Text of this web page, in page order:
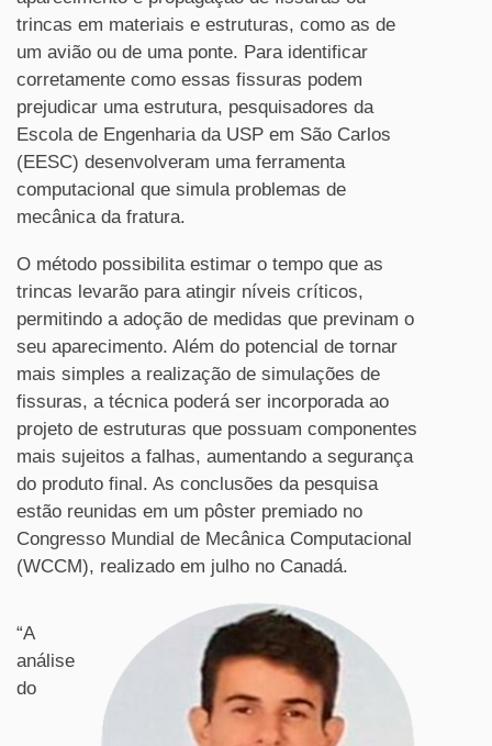
trincas em materiais e estruturas, como as de
um avião ou de uma ponte. Para identificar
corretamente como essas fissuras podem
prejudicar uma estrutura, pesquisadores da
Escola de Engenharia da USP em São Carlos
(EESC) desenvolveram uma ferramenta
computacional que simula problemas de
mecânica da fratura.
O método possibilita estimar o tempo que as
trincas levarão para atingir níveis críticos,
permitindo a adoção de medidas que previnam o
seu aparecimento. Além do potencial de tornar
mais simples a realização de simulações de
fissuras, a técnica poderá ser incorporada ao
projeto de estruturas que possuam componentes
mais sujeitos a falhas, aumentando a segurança
do produto final. As conclusões da pesquisa
estão reunidas em um pôster premiado no
Congresso Mundial de Mecânica Computacional
(WCCM), realizado em julho no Canadá.
“A
análise
do